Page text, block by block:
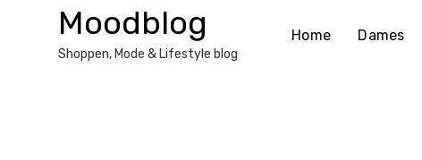
Moodblog
Shoppen, Mode & Lifestyle blog
Home Dames